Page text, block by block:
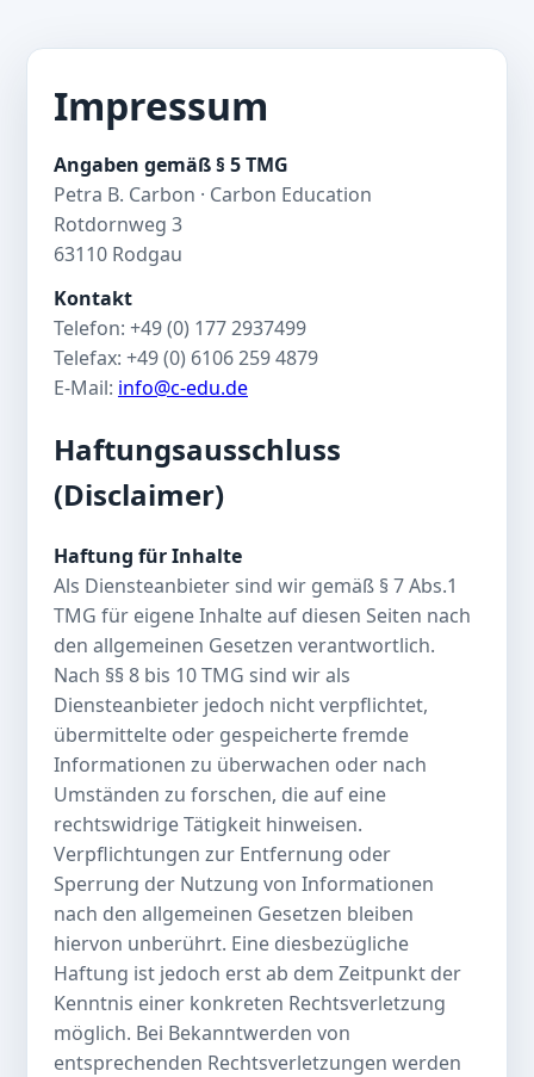
Impressum
Angaben gemäß § 5 TMG
Petra B. Carbon · Carbon Education
Rotdornweg 3
63110 Rodgau
Kontakt
Telefon: +49 (0) 177 2937499
Telefax: +49 (0) 6106 259 4879
E-Mail: info@c-edu.de
Haftungsausschluss
(Disclaimer)
Haftung für Inhalte
Als Diensteanbieter sind wir gemäß § 7 Abs.1
TMG für eigene Inhalte auf diesen Seiten nach
den allgemeinen Gesetzen verantwortlich.
Nach §§ 8 bis 10 TMG sind wir als
Diensteanbieter jedoch nicht verpflichtet,
übermittelte oder gespeicherte fremde
Informationen zu überwachen oder nach
Umständen zu forschen, die auf eine
rechtswidrige Tätigkeit hinweisen.
Verpflichtungen zur Entfernung oder
Sperrung der Nutzung von Informationen
nach den allgemeinen Gesetzen bleiben
hiervon unberührt. Eine diesbezügliche
Haftung ist jedoch erst ab dem Zeitpunkt der
Kenntnis einer konkreten Rechtsverletzung
möglich. Bei Bekanntwerden von
entsprechenden Rechtsverletzungen werden